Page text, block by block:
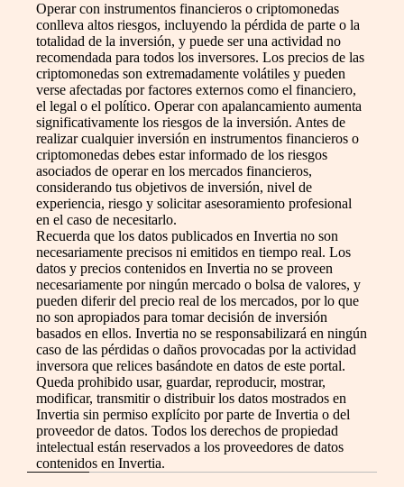
Operar con instrumentos financieros o criptomonedas
conlleva altos riesgos, incluyendo la pérdida de parte o la
totalidad de la inversión, y puede ser una actividad no
recomendada para todos los inversores. Los precios de las
criptomonedas son extremadamente volátiles y pueden
verse afectadas por factores externos como el financiero,
el legal o el político. Operar con apalancamiento aumenta
significativamente los riesgos de la inversión. Antes de
realizar cualquier inversión en instrumentos financieros o
criptomonedas debes estar informado de los riesgos
asociados de operar en los mercados financieros,
considerando tus objetivos de inversión, nivel de
experiencia, riesgo y solicitar asesoramiento profesional
en el caso de necesitarlo.
Recuerda que los datos publicados en Invertia no son
necesariamente precisos ni emitidos en tiempo real. Los
datos y precios contenidos en Invertia no se proveen
necesariamente por ningún mercado o bolsa de valores, y
pueden diferir del precio real de los mercados, por lo que
no son apropiados para tomar decisión de inversión
basados en ellos. Invertia no se responsabilizará en ningún
caso de las pérdidas o daños provocadas por la actividad
inversora que relices basándote en datos de este portal.
Queda prohibido usar, guardar, reproducir, mostrar,
modificar, transmitir o distribuir los datos mostrados en
Invertia sin permiso explícito por parte de Invertia o del
proveedor de datos. Todos los derechos de propiedad
intelectual están reservados a los proveedores de datos
contenidos en Invertia.